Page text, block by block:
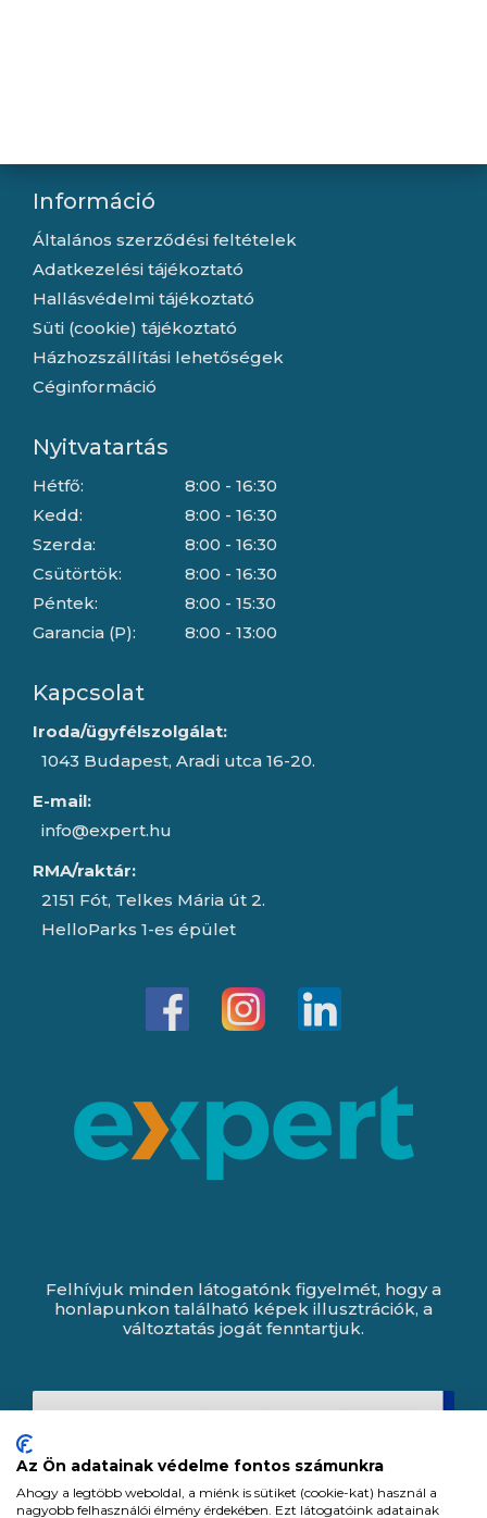
Információ
Általános szerződési feltételek
Adatkezelési tájékoztató
Hallásvédelmi tájékoztató
Süti (cookie) tájékoztató
Házhozszállítási lehetőségek
Céginformáció
Nyitvatartás
Hétfő:
Kedd:
Szerda:
Csütörtök:
Péntek:
Garancia (P):
8:00 - 16:30
8:00 - 16:30
8:00 - 16:30
8:00 - 16:30
8:00 - 15:30
8:00 - 13:00
Kapcsolat
Iroda/ügyfélszolgálat:
1043 Budapest, Aradi utca 16-20.
E-mail:
info@expert.hu
RMA/raktár:
2151 Fót, Telkes Mária út 2.
HelloParks 1-es épület
Felhívjuk minden látogatónk figyelmét, hogy a
honlapunkon található képek illusztrációk, a
változtatás jogát fenntartjuk.
Az Ön adatainak védelme fontos számunkra
Ahogy a legtöbb weboldal, a miénk is sütiket (cookie-kat) használ a
nagyobb felhasználói élmény érdekében. Ezt látogatóink adatainak